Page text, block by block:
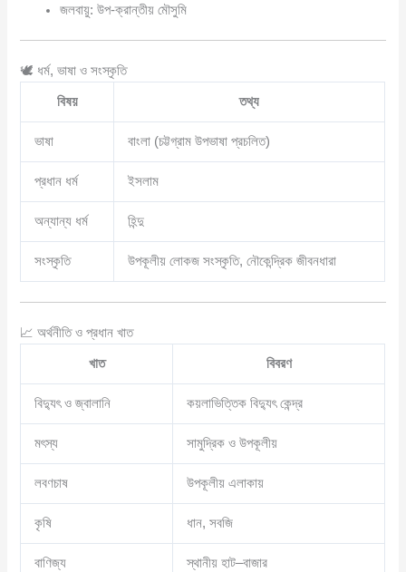
জলবায়ু: উপ-ক্রান্তীয় মৌসুমি
🕊️ ধর্ম, ভাষা ও সংস্কৃতি
বিষয় তথ্য
ভাষা বাংলা (চট্টগ্রাম উপভাষা প্রচলিত)
প্রধান ধর্ম ইসলাম
অন্যান্য ধর্ম হিন্দু
সংস্কৃতি উপকূলীয় লোকজ সংস্কৃতি, নৌকেন্দ্রিক জীবনধারা
📈 অর্থনীতি ও প্রধান খাত
খাত বিবরণ
বিদ্যুৎ ও জ্বালানি কয়লাভিত্তিক বিদ্যুৎ কেন্দ্র
মৎস্য সামুদ্রিক ও উপকূলীয়
লবণচাষ উপকূলীয় এলাকায়
কৃষি ধান, সবজি
বাণিজ্য স্থানীয় হাট–বাজার